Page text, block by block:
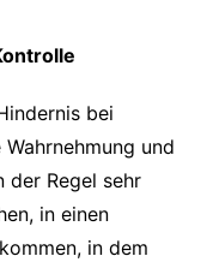
bei
und
der Regel sehr
in einen
in dem